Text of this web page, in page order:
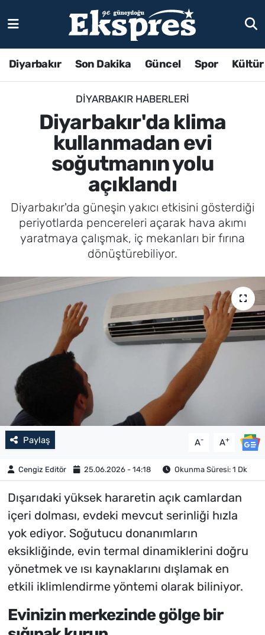
Diyarbakır Son Dakika Güncel Spor
DIYARBAKIR HABERLERI
Diyarbakır'da klima
kullanmadan evi
soğutmanın yolu
açıklandı
Diyarbakır'da güneşin yakıcı etkisini gösterdiği
periyotlarda pencereleri açarak hava akımı
yaratmaya çalışmak, iç mekanları bir fırına
dönüştürebiliyor.
Paylaş A- A+
Cengiz Editör 25.06.2026 - 14:18 Okunma Süresi: 1 Dk
Dışarıdaki yüksek hararetin açık camlardan
içeri dolması, evdeki mevcut serinliği hızla
yok ediyor. Soğutucu donanımların
eksikliğinde, evin termal dinamiklerini doğru
yönetmek ve ısı kaynaklarını dışlamak en
etkili iklimlendirme yöntemi olarak biliniyor.
Evinizin merkezinde gölge bir